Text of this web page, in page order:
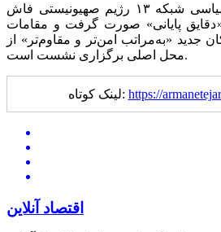
در همین حال، خبرنگار سیاسی شبکه ۱۳ رژیم صهیونیستی فاش
پایانی» صورت گرفت و مقامات
جدید «به‌مراتب امن‌تر و مقاوم‌تر» از
محل اصلی برگزاری نشست است.
لینک کوتاه: https://
اقتصاد آنلاین